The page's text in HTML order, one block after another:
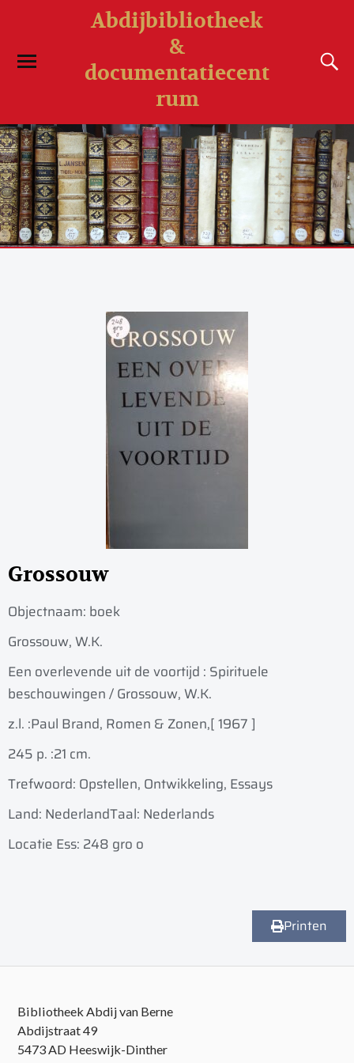
Abdijbibliotheek
&
documentatiecent
rum
Grossouw
Objectnaam: boek
Grossouw, W.K.
Een overlevende uit de voortijd : Spirituele
beschouwingen / Grossouw, W.K.
z.l. :Paul Brand, Romen & Zonen,[ 1967 ]
245 p. :21 cm.
Trefwoord: Opstellen, Ontwikkeling, Essays
Land: NederlandTaal: Nederlands
Locatie Ess: 248 gro o
Printen
Bibliotheek Abdij van Berne
Abdijstraat 49
5473 AD Heeswijk-Dinther